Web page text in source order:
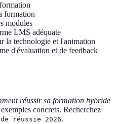
formation
modules
LMS adéquate
la technologie et l'animation
d'évaluation et de feedback
réussir sa formation hybride
concrets. Recherchez
réussie 2026.